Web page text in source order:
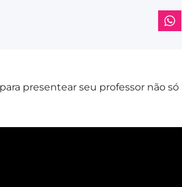
presentear seu professor não só